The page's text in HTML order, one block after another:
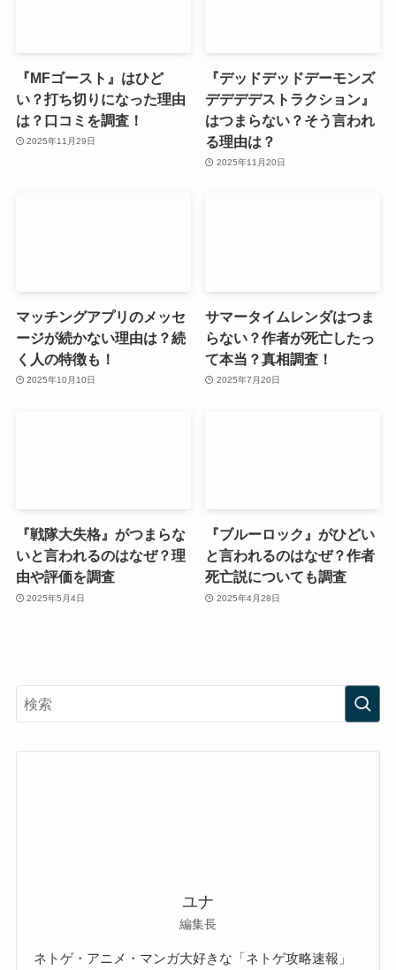
『MFゴースト』はひど
い？打ち切りになった理由
は？口コミを調査！
2025年11月29日
『デッドデッドデーモンズ
デデデデストラクション』
はつまらない？そう言われ
る理由は？
2025年11月20日
マッチングアプリのメッセ
ージが続かない理由は？続
く人の特徴も！
2025年10月10日
サマータイムレンダはつま
らない？作者が死亡したっ
て本当？真相調査！
2025年7月20日
『戦隊大失格』がつまらな
いと言われるのはなぜ？理
由や評価を調査
2025年5月4日
『ブルーロック』がひどい
と言われるのはなぜ？作者
死亡説についても調査
2025年4月28日
ユナ
編集長
ネトゲ・アニメ・マンガ大好きな「ネトゲ攻略速報」